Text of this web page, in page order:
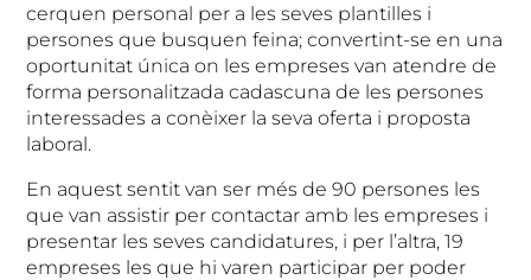
cerquen personal per a les seves plantilles i
persones que busquen feina; convertint-se en una
oportunitat única on les empreses van atendre de
forma personalitzada cadascuna de les persones
interessades a conèixer la seva oferta i proposta
laboral.
En aquest sentit van ser més de 90 persones les
que van assistir per contactar amb les empreses i
presentar les seves candidatures, i per l’altra, 19
empreses les que hi varen participar per poder